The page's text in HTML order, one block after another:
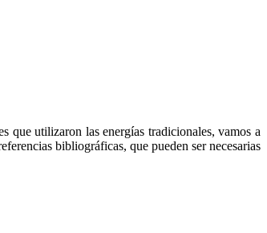
utilizaron las energías tradicionales, vamos a
bibliográficas, que pueden ser necesarias